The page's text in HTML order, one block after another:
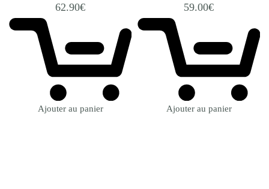
62.90€
Ajouter au panier
59.00€
Ajouter au panier